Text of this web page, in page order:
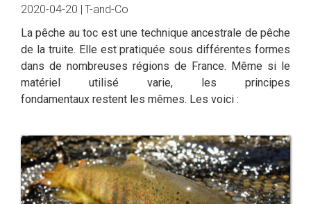
2020-04-20 | T-and-Co
La pêche au toc est une technique ancestrale de pêche
de la truite. Elle est pratiquée sous différentes formes
dans de nombreuses régions de France. Même si le
matériel utilisé varie, les principes
fondamentaux restent les mêmes. Les voici :